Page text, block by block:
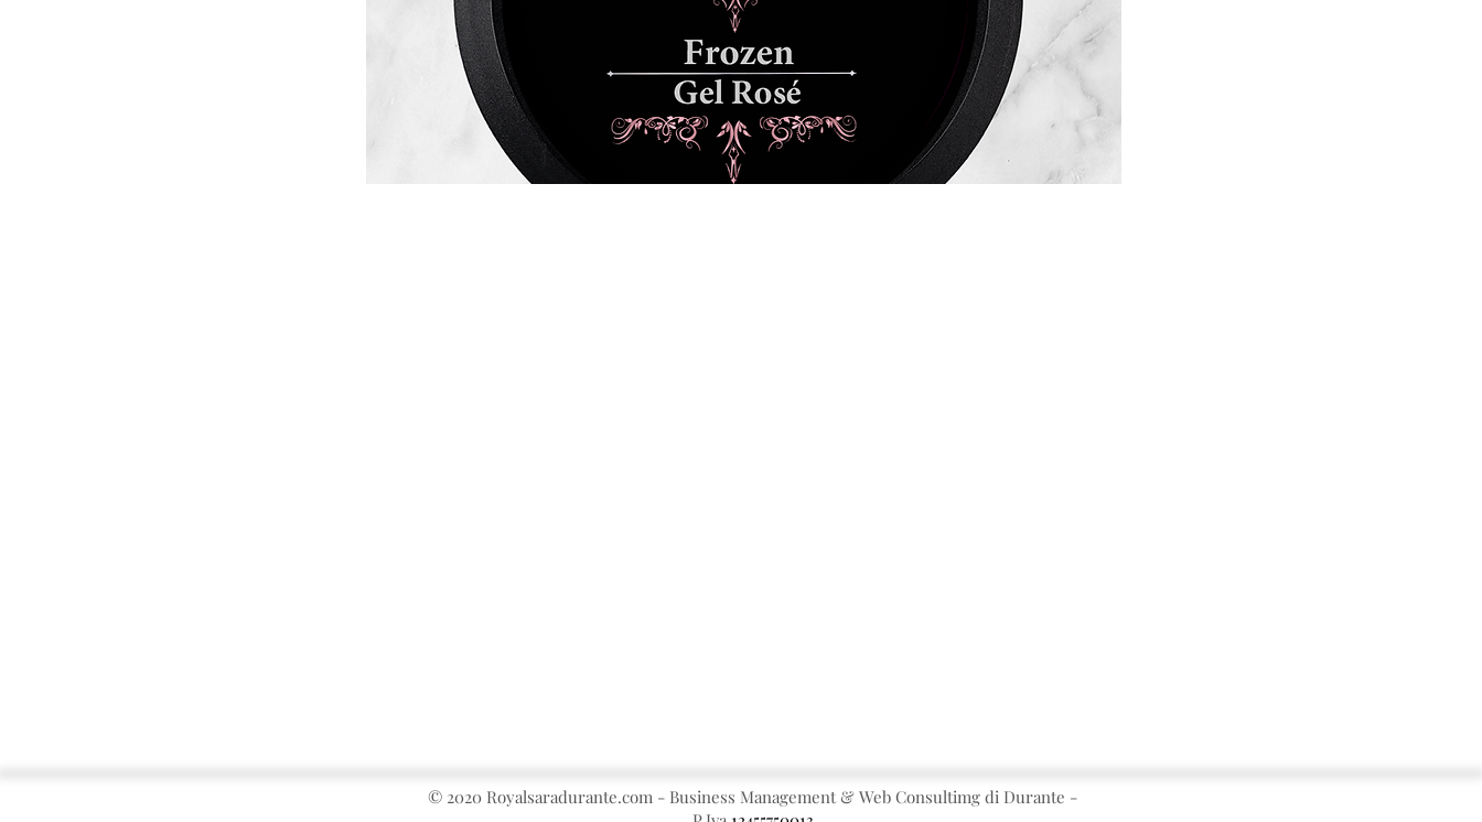
© 2020 Royalsaradurante.com - Business Management & Web Consultimg di Durante -